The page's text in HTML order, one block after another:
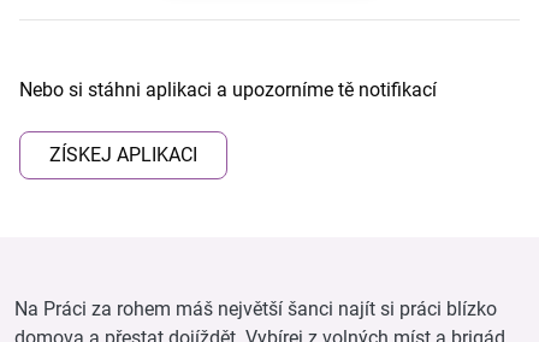
Nebo si stáhni aplikaci a upozorníme tě notifikací
ZÍSKEJ APLIKACI
Na Práci za rohem máš největší šanci najít si práci blízko
domova a přestat dojíždět. Vybírej z volných míst a brigád